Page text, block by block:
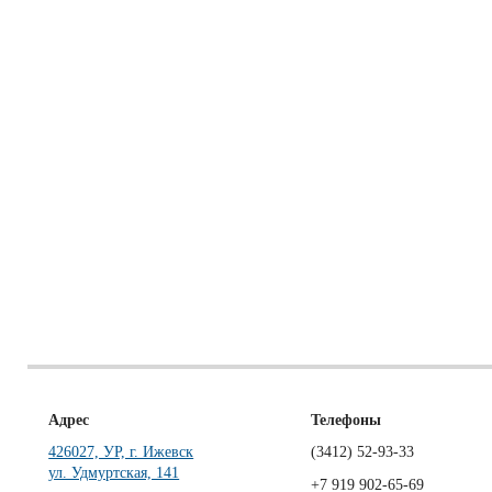
Адрес
426027, УР, г. Ижевск
ул. Удмуртская, 141
Телефоны
(3412) 52-93-33
+7 919 902-65-69